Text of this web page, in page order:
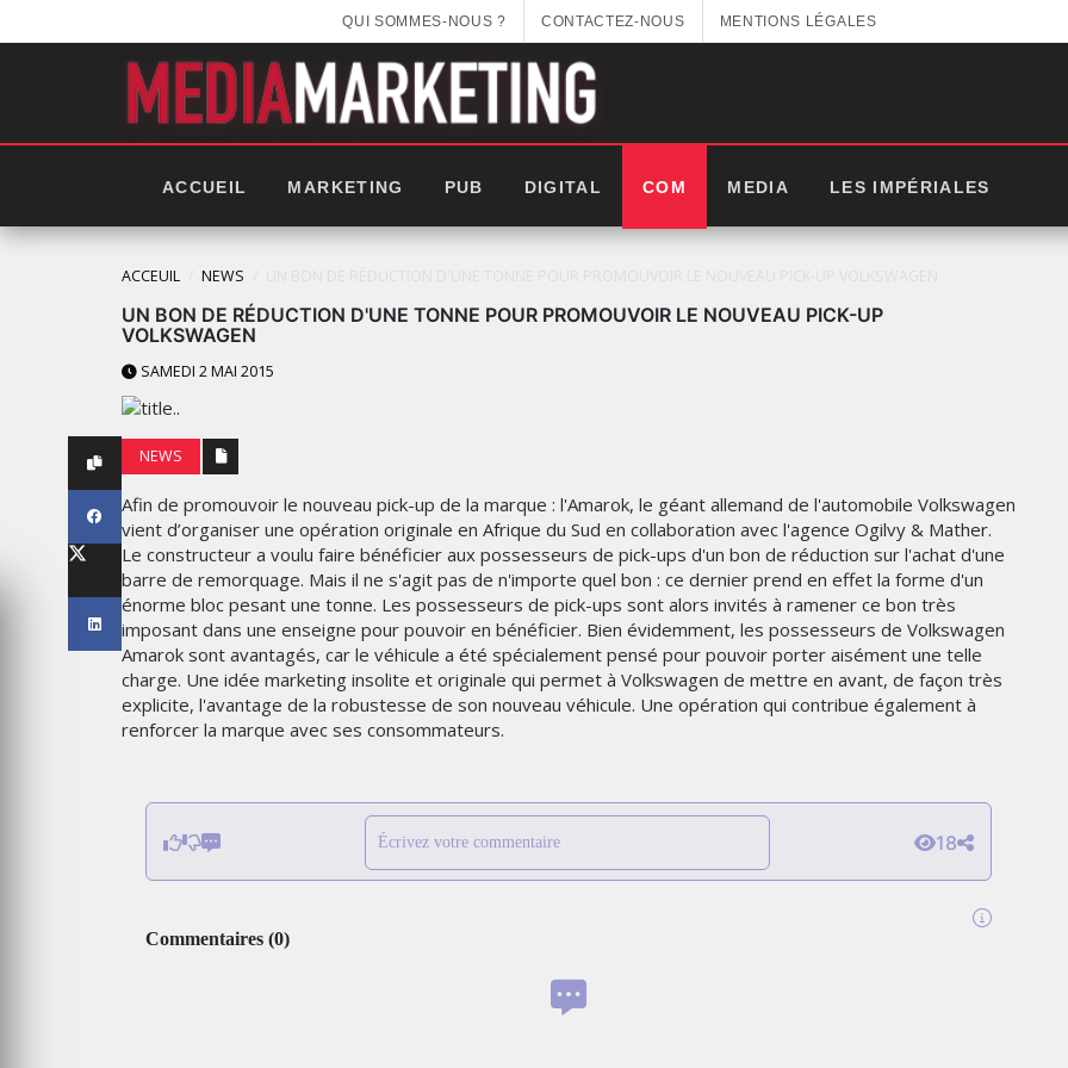
QUI SOMMES-NOUS ? CONTACTEZ-NOUS MENTIONS LÉGALES
ACCUEIL MARKETING PUB DIGITAL COM MEDIA LES IMPÉRIALES
ACCEUIL NEWS
UN BON DE RÉDUCTION D'UNE TONNE POUR PROMOUVOIR LE NOUVEAU PICK-UP
VOLKSWAGEN
SAMEDI 2 MAI 2015
NEWS
Afin de promouvoir le nouveau pick-up de la marque : l'Amarok, le géant allemand de l'automobile Volkswagen
vient d’organiser une opération originale en Afrique du Sud en collaboration avec l'agence Ogilvy & Mather.
Le constructeur a voulu faire bénéficier aux possesseurs de pick-ups d'un bon de réduction sur l'achat d'une
barre de remorquage. Mais il ne s'agit pas de n'importe quel bon : ce dernier prend en effet la forme d'un
énorme bloc pesant une tonne. Les possesseurs de pick-ups sont alors invités à ramener ce bon très
imposant dans une enseigne pour pouvoir en bénéficier. Bien évidemment, les possesseurs de Volkswagen
Amarok sont avantagés, car le véhicule a été spécialement pensé pour pouvoir porter aisément une telle
charge. Une idée marketing insolite et originale qui permet à Volkswagen de mettre en avant, de façon très
explicite, l'avantage de la robustesse de son nouveau véhicule. Une opération qui contribue également à
renforcer la marque avec ses consommateurs.
Écrivez votre commentaire 18
Commentaires (0)
LES IMPÉRIALES WEEK 2026
SOUS THÈME "DABA OR NEVER"
MARDI 27 JANVIER 2026
LES IMPÉRIALES WEEK 2025:
THE PARADIGM SHIFT –
BUSINESS. PEOPLE. TECH
VENDREDI 10 JANVIER 2025
MARKETING
EMIRATES CÉLÈBRE L’IDENTITÉ
DES ÉMIRATS AVEC UNE LIVRÉE